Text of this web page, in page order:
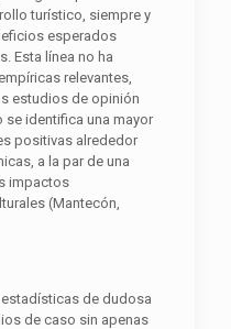
turístico, siempre y
esperados
Esta línea no ha
relevantes,
estudios de opinión
identifica una mayor
positivas alrededor
a la par de una
impactos
(Mantecón,
de dudosa
de caso sin apenas